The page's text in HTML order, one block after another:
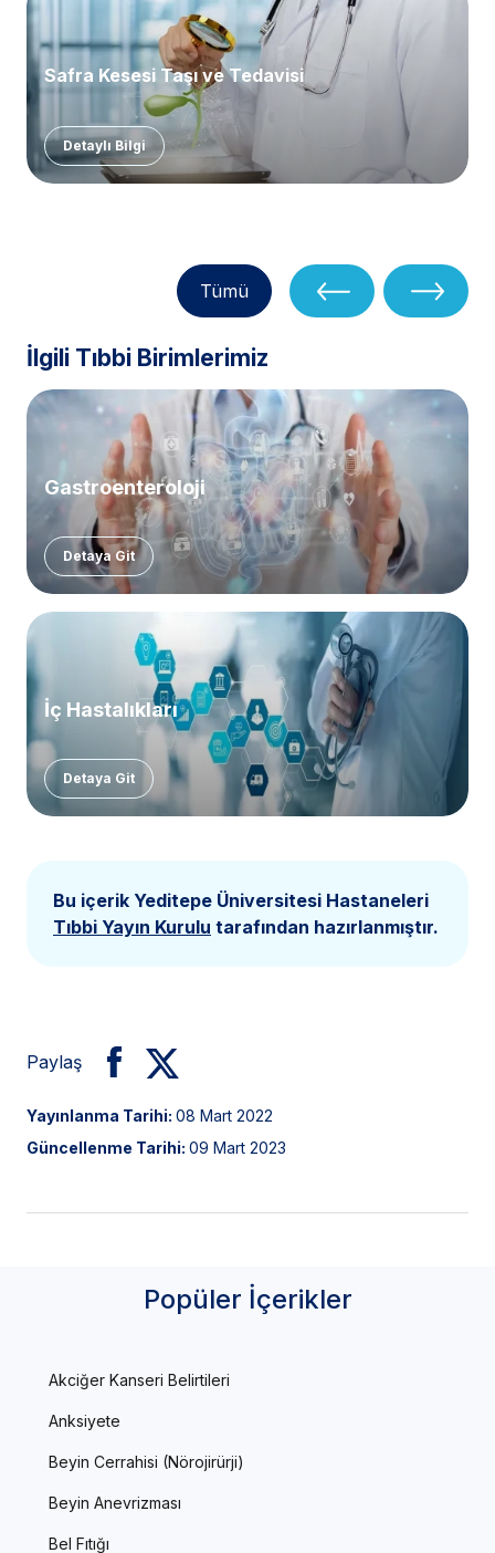
Safra Kesesi Taşı ve Tedavisi
Detaylı Bilgi
Tümü
İlgili Tıbbi Birimlerimiz
Gastroenteroloji
Detaya Git
İç Hastalıkları
Detaya Git
Bu içerik Yeditepe Üniversitesi Hastaneleri
Tıbbi Yayın Kurulu tarafından hazırlanmıştır.
Paylaş
Yayınlanma Tarihi: 08 Mart 2022
Güncellenme Tarihi: 09 Mart 2023
Popüler İçerikler
Akciğer Kanseri Belirtileri
Anksiyete
Beyin Cerrahisi (Nörojirürji)
Beyin Anevrizması
Bel Fıtığı